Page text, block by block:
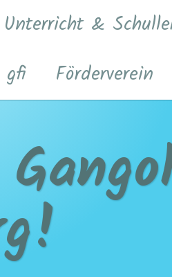
Unterricht &
gfi Förderverein